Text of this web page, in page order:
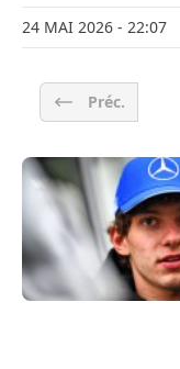
24 MAI 2026 - 22:07
Préc.